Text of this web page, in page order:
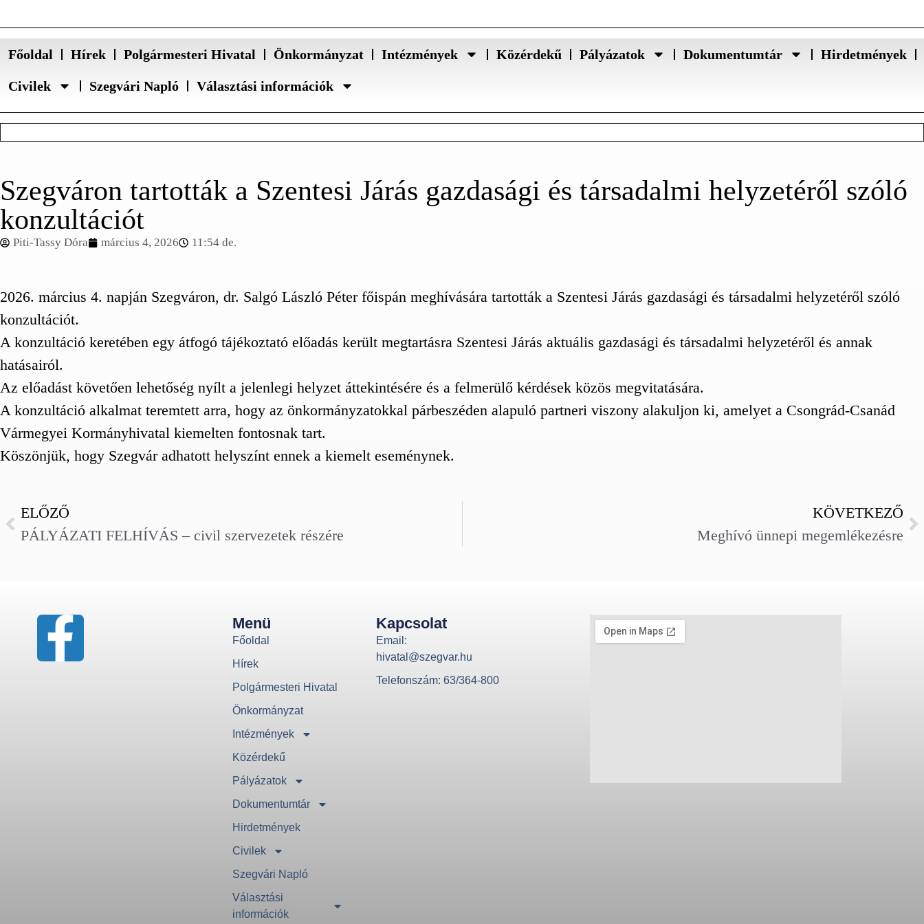
Főoldal Hírek Polgármesteri Hivatal Önkormányzat Intézmények Közérdekű Pályázatok Dokumentumtár Hirdetmények
Civilek Szegvári Napló Választási információk
Szegváron tartották a Szentesi Járás gazdasági és társadalmi helyzetéről szóló
konzultációt
Piti-Tassy Dóra március 4, 2026 11:54 de.
2026. március 4. napján Szegváron, dr. Salgó László Péter főispán meghívására tartották a Szentesi Járás gazdasági és társadalmi helyzetéről szóló
konzultációt.
A konzultáció keretében egy átfogó tájékoztató előadás került megtartásra Szentesi Járás aktuális gazdasági és társadalmi helyzetéről és annak
hatásairól.
Az előadást követően lehetőség nyílt a jelenlegi helyzet áttekintésére és a felmerülő kérdések közös megvitatására.
A konzultáció alkalmat teremtett arra, hogy az önkormányzatokkal párbeszéden alapuló partneri viszony alakuljon ki, amelyet a Csongrád-Csanád
Vármegyei Kormányhivatal kiemelten fontosnak tart.
Köszönjük, hogy Szegvár adhatott helyszínt ennek a kiemelt eseménynek.
ELŐZŐ
PÁLYÁZATI FELHÍVÁS – civil szervezetek részére
KÖVETKEZŐ
Meghívó ünnepi megemlékezésre
Menü
Főoldal
Hírek
Polgármesteri Hivatal
Önkormányzat
Intézmények
Közérdekű
Pályázatok
Dokumentumtár
Hirdetmények
Civilek
Szegvári Napló
Választási
információk
Kapcsolat
Email:
hivatal@szegvar.hu
Telefonszám: 63/364-800